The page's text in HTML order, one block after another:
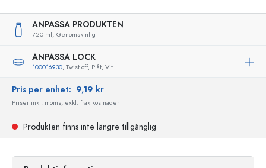
ANPASSA PRODUKTEN
720 ml, Genomskinlig
ANPASSA LOCK
100016930, Twist off, Plåt, Vit
Pris per enhet: 9,19 kr
Priser inkl. moms, exkl. fraktkostnader
Produkten finns inte längre tillgänglig